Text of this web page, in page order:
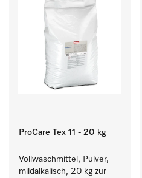
ProCare Tex 11 - 20 kg
Vollwaschmittel, Pulver,
mildalkalisch, 20 kg zur